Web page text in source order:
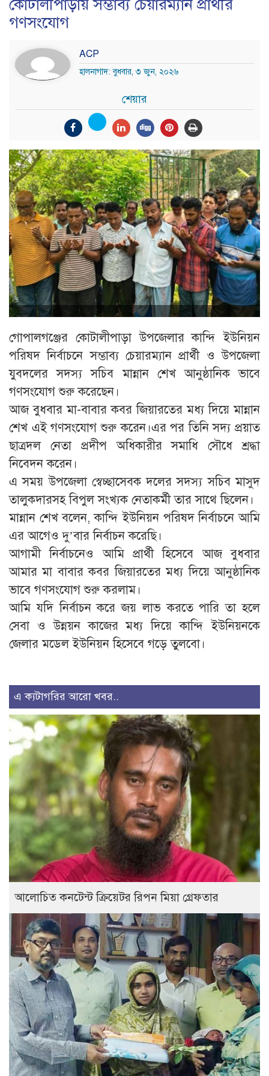
কোটালীপাড়ায় সম্ভাব্য চেয়ারম্যান প্রার্থীর
গণসংযোগ
ACP
হালনাগাদ: বুধবার, ৩ জুন, ২০২৬
শেয়ার
গোপালগঞ্জের কোটালীপাড়া উপজেলার কান্দি ইউনিয়ন
পরিষদ নির্বাচনে সম্ভাব্য চেয়ারম্যান প্রার্থী ও উপজেলা
যুবদলের সদস্য সচিব মান্নান শেখ আনুষ্ঠানিক ভাবে
গণসংযোগ শুরু করেছেন।
আজ বুধবার মা-বাবার কবর জিয়ারতের মধ্য দিয়ে মান্নান
শেখ এই গণসংযোগ শুরু করেন।এর পর তিনি সদ্য প্রয়াত
ছাত্রদল নেতা প্রদীপ অধিকারীর সমাধি সৌধে শ্রদ্ধা
নিবেদন করেন।
এ সময় উপজেলা স্বেচ্ছাসেবক দলের সদস্য সচিব মাসুদ
তালুকদারসহ বিপুল সংখ্যক নেতাকর্মী তার সাথে ছিলেন।
মান্নান শেখ বলেন, কান্দি ইউনিয়ন পরিষদ নির্বাচনে আমি
এর আগেও দু’বার নির্বাচন করেছি।
আগামী নির্বাচনেও আমি প্রার্থী হিসেবে আজ বুধবার
আমার মা বাবার কবর জিয়ারতের মধ্য দিয়ে আনুষ্ঠানিক
ভাবে গণসংযোগ শুরু করলাম।
আমি যদি নির্বাচন করে জয় লাভ করতে পারি তা হলে
সেবা ও উন্নয়ন কাজের মধ্য দিয়ে কান্দি ইউনিয়নকে
জেলার মডেল ইউনিয়ন হিসেবে গড়ে তুলবো।
এ ক্যটাগরির আরো খবর..
আলোচিত কনটেন্ট ক্রিয়েটর রিপন মিয়া গ্রেফতার